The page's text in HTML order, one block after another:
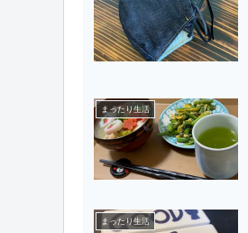
まったり生活
まったり生活